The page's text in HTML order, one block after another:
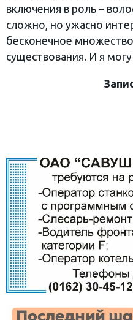
включения в роль –
сложно, но ужасно
бесконечное
существования. И я